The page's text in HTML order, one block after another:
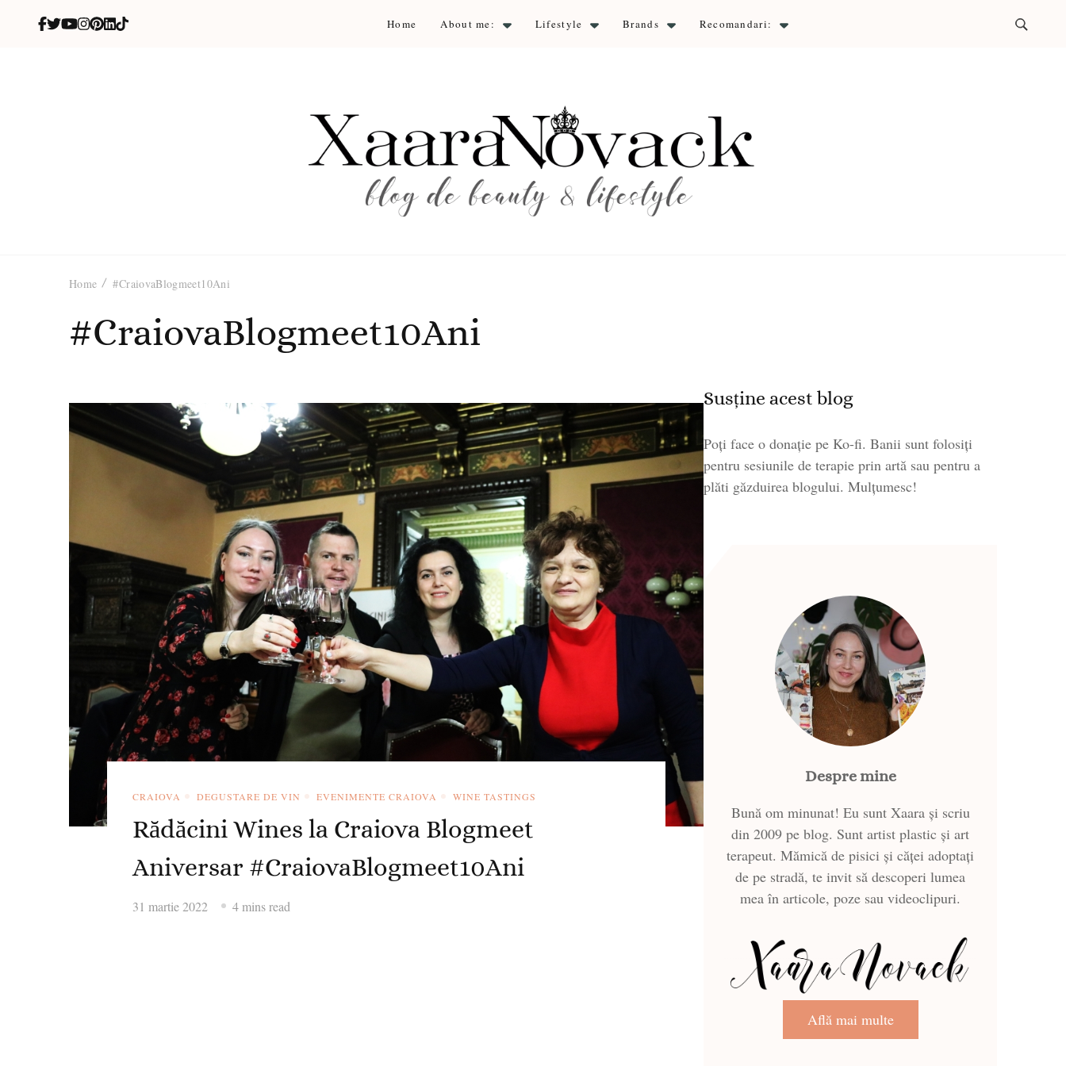
Home About me: Lifestyle Brands Recomandari:
Home #CraiovaBlogmeet10Ani
#CraiovaBlogmeet10Ani
CRAIOVA DEGUSTARE DE VIN EVENIMENTE CRAIOVA WINE TASTINGS
Rădăcini Wines la Craiova Blogmeet
Aniversar #CraiovaBlogmeet10Ani
31 martie 2022 4 mins read
Susține acest blog
Poți face o donație pe Ko-fi. Banii sunt folosiți
pentru sesiunile de terapie prin artă sau pentru a
plăti găzduirea blogului. Mulțumesc!
Despre mine
Bună om minunat! Eu sunt Xaara și scriu
din 2009 pe blog. Sunt artist plastic și art
terapeut. Mămică de pisici și căței adoptați
de pe stradă, te invit să descoperi lumea
mea în articole, poze sau videoclipuri.
Află mai multe